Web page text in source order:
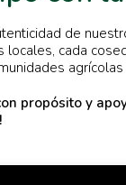
de
cada
propósito y